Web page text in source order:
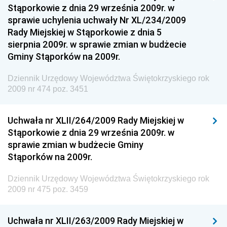
Dziennik Urzędowy Ministerstwa Przemysłu
Chemicznego i Lekkiego
Dziennik Urzędowy Ministerstwa Rolnictwa i
Gospodarki Żywnościowej
Społecznej
Dziennik Urzędowy Ministra Cyfryzacji
Dziennik Urzędowy Ministra Infrastruktury i
Budownictwa
Dziennik Urzędowy Ministra Gospodarki Morskiej i
Dziennik Urzędowy Ministra Energii
Dziennik Urzędowy Ministra Sprawiedliwości
Stąporkowie z dnia 29 września 2009r. w
sprawie uchylenia uchwały Nr XL/234/2009
Rady Miejskiej w Stąporkowie z dnia 5
sierpnia 2009r. w sprawie zmian w budżecie
Gminy Stąporków na 2009r.
Dziennik Urzędowy Województwa Świętokrzyskiego rok
2009 nr 474 poz. 3451
Uchwała nr XLII/264/2009 Rady Miejskiej w
Stąporkowie z dnia 29 września 2009r. w
sprawie zmian w budżecie Gminy
Stąporków na 2009r.
Dziennik Urzędowy Województwa Świętokrzyskiego rok
2009 nr 475 poz. 3459
Uchwała nr XLII/263/2009 Rady Miejskiej w